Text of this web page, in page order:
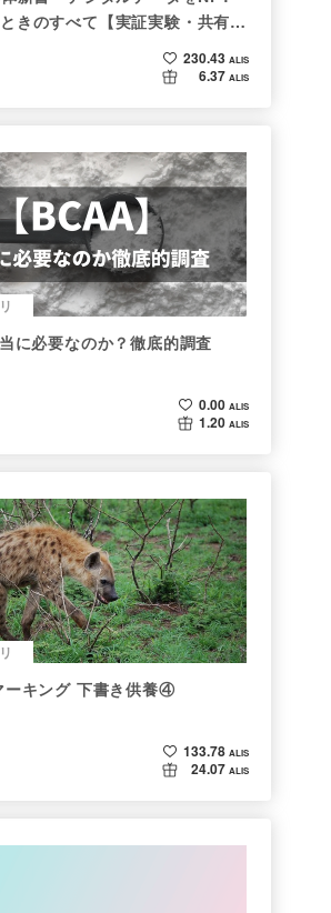
きのすべて【実証実験・共有レ
230.43 ALIS
6.37 ALIS
に必要なのか？徹底的調査
0.00 ALIS
1.20 ALIS
ーキング 下書き供養④
133.78 ALIS
24.07 ALIS